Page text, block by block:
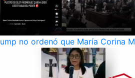
no ordenó que María Corina